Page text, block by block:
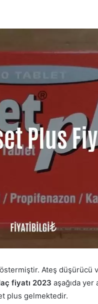
Ateş
fiyatı 2023 aşağıda yer
plus gelmektedir.